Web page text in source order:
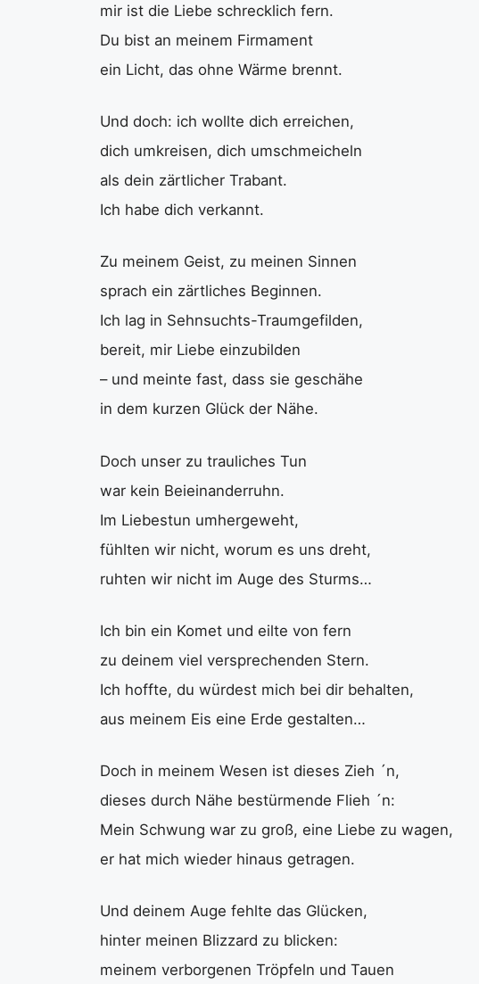
mir ist die Liebe schrecklich fern.
Du bist an meinem Firmament
ein Licht, das ohne Wärme brennt.
Und doch: ich wollte dich erreichen,
dich umkreisen, dich umschmeicheln
als dein zärtlicher Trabant.
Ich habe dich verkannt.
Zu meinem Geist, zu meinen Sinnen
sprach ein zärtliches Beginnen.
Ich lag in Sehnsuchts-Traumgefilden,
bereit, mir Liebe einzubilden
– und meinte fast, dass sie geschähe
in dem kurzen Glück der Nähe.
Doch unser zu trauliches Tun
war kein Beieinanderruhn.
Im Liebestun umhergeweht,
fühlten wir nicht, worum es uns dreht,
ruhten wir nicht im Auge des Sturms…
Ich bin ein Komet und eilte von fern
zu deinem viel versprechenden Stern.
Ich hoffte, du würdest mich bei dir behalten,
aus meinem Eis eine Erde gestalten…
Doch in meinem Wesen ist dieses Zieh ´n,
dieses durch Nähe bestürmende Flieh ´n:
Mein Schwung war zu groß, eine Liebe zu wagen,
er hat mich wieder hinaus getragen.
Und deinem Auge fehlte das Glücken,
hinter meinen Blizzard zu blicken:
meinem verborgenen Tröpfeln und Tauen